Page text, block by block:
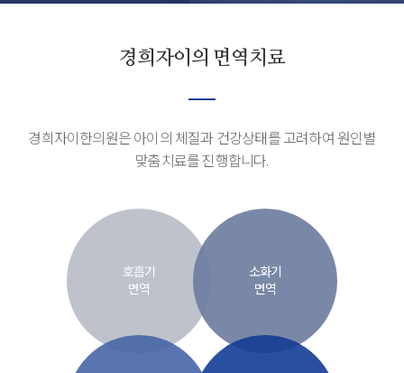
경희자이의 면역치료
경희자이한의원은 아이의 체질과 건강상태를 고려하여 원인별
맞춤치료를 진행합니다.
호흡기
면역
소화기
면역